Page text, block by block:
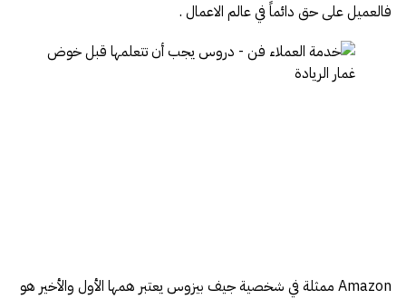
فالعميل على حق دائماً في عالم الاعمال .
Amazon ممثلة في شخصية جيف بيزوس يعتبر همها الأول والأخير هو